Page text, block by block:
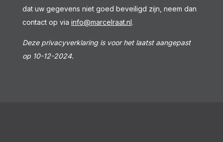
dat uw gegevens niet goed beveiligd zijn, neem dan
contact op via info@marcelraat.nl.
Deze privacyverklaring is voor het laatst aangepast
op 10-12-2024.